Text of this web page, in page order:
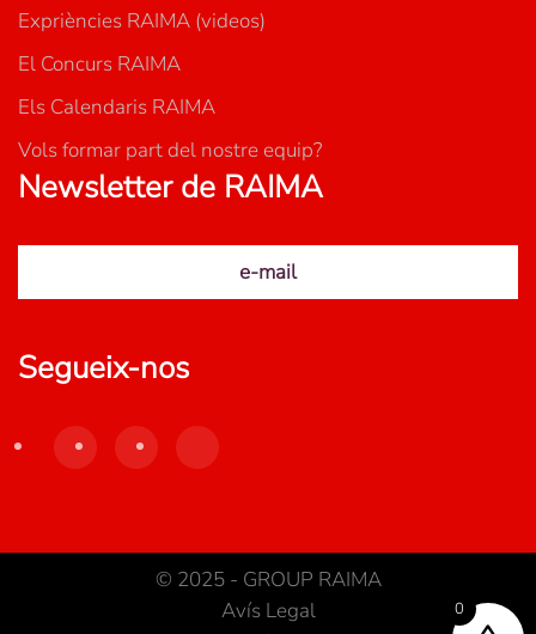
Expriències RAIMA (videos)
El Concurs RAIMA
Els Calendaris RAIMA
Vols formar part del nostre equip?
Newsletter de RAIMA
e-mail
Segueix-nos
© 2025 - GROUP RAIMA
Avís Legal
0